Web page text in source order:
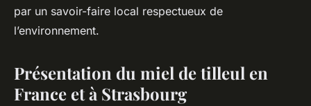
par un savoir-faire local respectueux de
l’environnement.
Présentation du miel de tilleul en
France et à Strasbourg